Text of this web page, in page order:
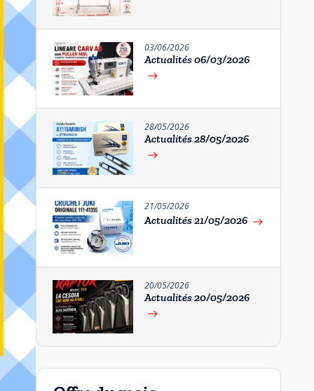
03/06/2026
Actualités 06/03/2026
east
28/05/2026
Actualités 28/05/2026
east
21/05/2026
Actualités 21/05/2026 east
20/05/2026
Actualités 20/05/2026
east